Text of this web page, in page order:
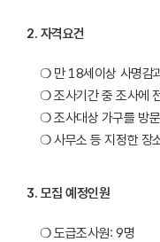
2. 자격요건
❍ 만 18세이상 사명감
❍ 조사기간 중 조사에
❍ 조사대상 가구를 방
❍ 사무소 등 지정한 장
3. 모집 예정인원
❍ 도급조사원: 9명